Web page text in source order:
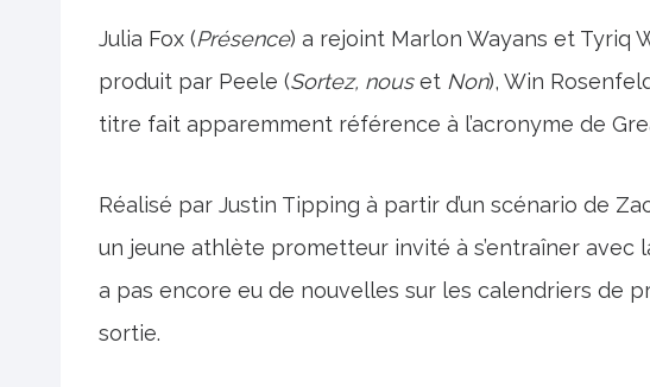
Julia Fox (Présence) a rejoint Marlon Wayans et Tyriq
produit par Peele (Sortez, nouset Non), Win
titre fait apparemment référence à l’acronyme de
Réalisé par Justin Tipping à partir d’un scénario de
un jeune athlète prometteur invité à s’entraîner avec
a pas encore eu de nouvelles sur les calendriers de
sortie.